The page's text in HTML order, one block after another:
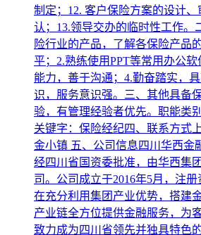
制定；12. 客户保险方案的设计
认；13.领导交办的临时性工作。
险行业的产品，了解各保险产品
平；2.熟练使用PPT等常用办公软
能力，善于沟通；4.勤奋踏实，
识，服务意识强。三、其他具备
验，有管理经验者优先。职能类
关键字：保险经纪四、联系方式
金小镇 五、公司信息四川华西金
经四川省国资委批准，由华西集
司。公司成立于2016年5月，注
在充分利用集团产业优势，搭建
产业链全方位提供金融服务，为
致力成为四川省领先并独具特色